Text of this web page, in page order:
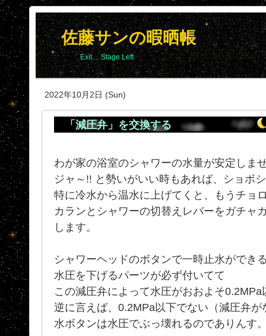
佐藤サンの暇晒帳
Exit.... Stage Left
2022年10月2日 (Sun)
「減圧弁」を交換する
わが家の浴室のシャワーの水量が安定しま
ジャ～!! と勢いがいい時もあれば、ショボ
特に冷水から温水に上げてくと、もうチョ
カランとシャワーの切替えレバーをガチャ
します。
シャワーヘッドのボタンで一時止水ができ
水圧を下げるパーツが必ず付いてて
この減圧弁によって水圧がおおよそ
逆に言えば、0.2MPa以下でない（減圧弁
水ボタンは水圧でぶっ壊れるのでありんす